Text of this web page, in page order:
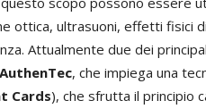
ottica, ultrasuoni, effetti fisici
Attualmente due dei
AuthenTec, che impiega una
Cards), che sfrutta il principio